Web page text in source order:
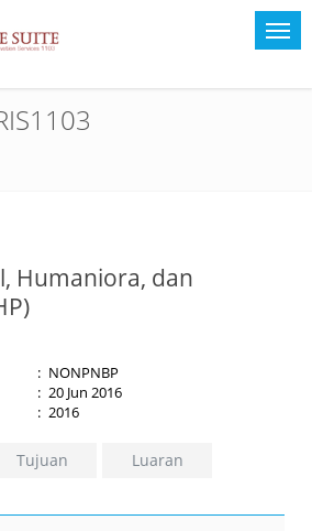
Humaniora, dan
: NONPNBP
: 20 Jun 2016
: 2016
Tujuan
Luaran